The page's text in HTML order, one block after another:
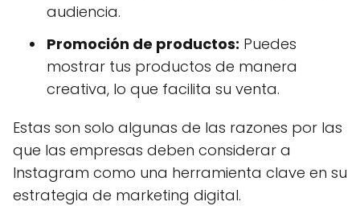
audiencia.
Promoción de productos: Puedes
mostrar tus productos de manera
creativa, lo que facilita su venta.
Estas son solo algunas de las razones por las
que las empresas deben considerar a
Instagram como una herramienta clave en su
estrategia de marketing digital.